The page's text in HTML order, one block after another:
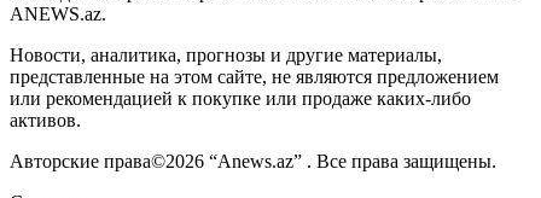
ANEWS.az.
Новости, аналитика, прогнозы и другие материалы,
представленные на этом сайте, не являются предложением
или рекомендацией к покупке или продаже каких-либо
активов.
Авторские права©2026 “Anews.az” . Все права защищены.